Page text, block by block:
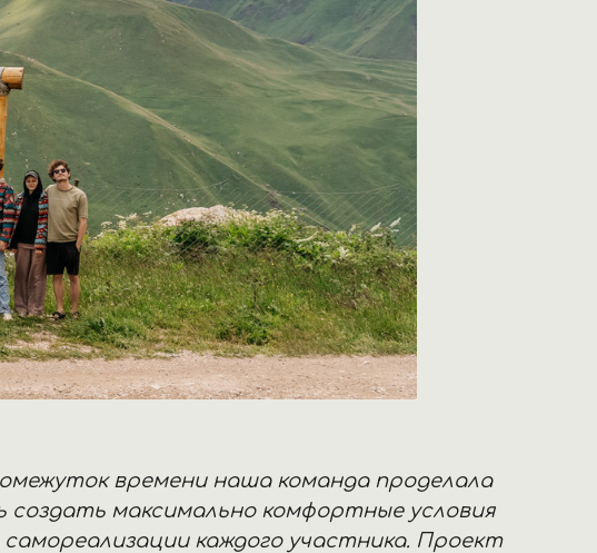
времени наша команда проделала
максимально комфортные условия
каждого участника. Проект